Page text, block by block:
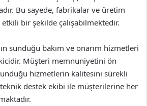
Bu sayede, fabrikalar ve üretim
etkili bir şekilde çalışabilmektedir.
sunduğu bakım ve onarım hizmetleri
Müşteri memnuniyetini ön
hizmetlerin kalitesini sürekli
destek ekibi ile müşterilerine her